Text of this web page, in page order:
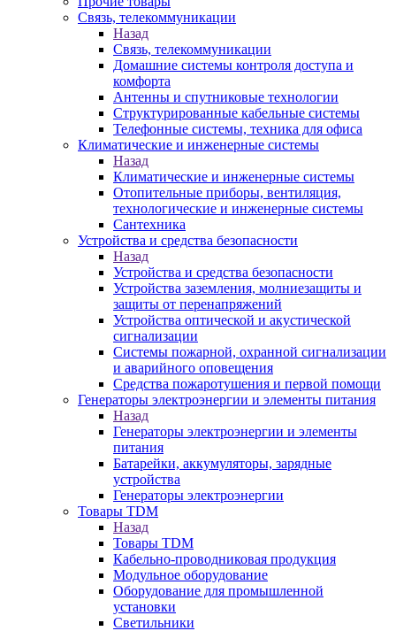
Связь, телекоммуникации
Назад
Связь, телекоммуникации
Домашние системы контроля доступа и
комфорта
Антенны и спутниковые технологии
Структурированные кабельные системы
Телефонные системы, техника для офиса
Климатические и инженерные системы
Назад
Климатические и инженерные системы
Отопительные приборы, вентиляция,
технологические и инженерные системы
Сантехника
Устройства и средства безопасности
Назад
Устройства и средства безопасности
Устройства заземления, молниезащиты и
защиты от перенапряжений
Устройства оптической и акустической
сигнализации
Системы пожарной, охранной сигнализации
и аварийного оповещения
Средства пожаротушения и первой помощи
Генераторы электроэнергии и элементы питания
Назад
Генераторы электроэнергии и элементы
питания
Батарейки, аккумуляторы, зарядные
устройства
Генераторы электроэнергии
Товары TDM
Назад
Товары TDM
Кабельно-проводниковая продукция
Модульное оборудование
Оборудование для промышленной
установки
Светильники